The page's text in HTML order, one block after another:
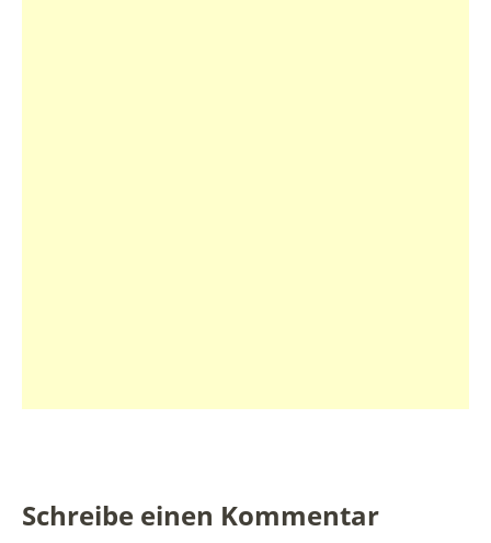
Schreibe einen Kommentar